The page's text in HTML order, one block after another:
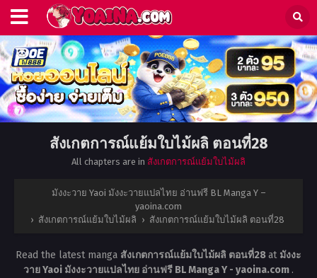
สังเกตการณ์แย้มใบไม้ผลิ ตอนที่28
All chapters are in สังเกตการณ์แย้มใบไม้ผลิ
มังงะวาย Yaoi มังงะวายแปลไทย อ่านฟรี BL Manga Y –
yaoina.com
› สังเกตการณ์แย้มใบไม้ผลิ › สังเกตการณ์แย้มใบไม้ผลิ ตอนที่28
Read the latest manga สังเกตการณ์แย้มใบไม้ผลิ ตอนที่28at มังงะ
วาย Yaoi มังงะวายแปลไทย อ่านฟรี BL Manga Y - yaoina.com .